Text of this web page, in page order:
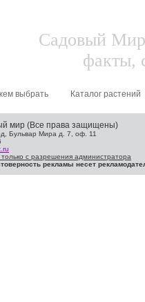
Садовый
факты,
выбрать Каталог растений
мир (Все права защищены)
Бульвар Мира д. 7, оф. 11
с разрешения администратора
рекламы несет